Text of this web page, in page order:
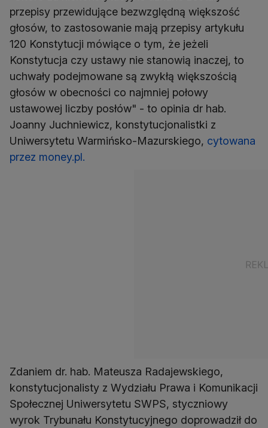
przepisy przewidujące bezwzględną większość
głosów, to zastosowanie mają przepisy artykułu
120 Konstytucji mówiące o tym, że jeżeli
Konstytucja czy ustawy nie stanowią inaczej, to
uchwały podejmowane są zwykłą większością
głosów w obecności co najmniej połowy
ustawowej liczby posłów" - to opinia dr hab.
Joanny Juchniewicz, konstytucjonalistki z
Uniwersytetu Warmińsko-Mazurskiego, cytowana
przez money.pl.
Zdaniem dr. hab. Mateusza Radajewskiego,
konstytucjonalisty z Wydziału Prawa i Komunikacji
Społecznej Uniwersytetu SWPS, styczniowy
wyrok Trybunału Konstytucyjnego doprowadził do